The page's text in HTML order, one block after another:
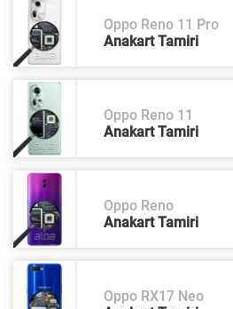
Oppo Reno 11 Pro
Anakart Tamiri
Oppo Reno 11
Anakart Tamiri
Oppo Reno
Anakart Tamiri
Oppo RX17 Neo